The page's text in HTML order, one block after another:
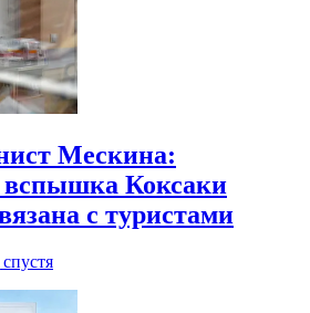
Мескина:
вспышка Коксаки
с туристами